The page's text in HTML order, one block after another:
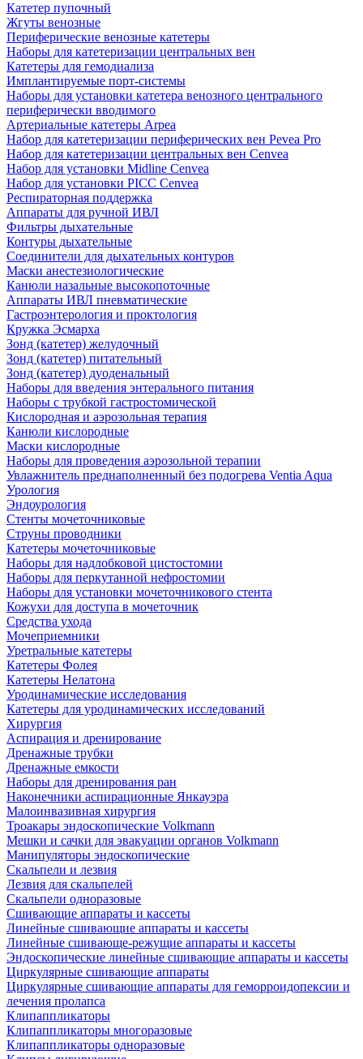
Катетер пупочный
Жгуты венозные
Периферические венозные катетеры
Наборы для катетеризации центральных вен
Катетеры для гемодиализа
Имплантируемые порт‑системы
Наборы для установки катетера венозного центрального
периферически вводимого
Артериальные катетеры Arpea
Набор для катетеризации периферических вен Pevea Pro
Набор для катетеризации центральных вен Cenvea
Набор для установки Midline Cenvea
Набор для установки PICC Cenvea
Респираторная поддержка
Аппараты для ручной ИВЛ
Фильтры дыхательные
Контуры дыхательные
Соединители для дыхательных контуров
Маски анестезиологические
Канюли назальные высокопоточные
Аппараты ИВЛ пневматические
Гастроэнтерология и проктология
Кружка Эсмарха
Зонд (катетер) желудочный
Зонд (катетер) питательный
Зонд (катетер) дуоденальный
Наборы для введения энтерального питания
Наборы с трубкой гастростомической
Кислородная и аэрозольная терапия
Канюли кислородные
Маски кислородные
Наборы для проведения аэрозольной терапии
Увлажнитель преднаполненный без подогрева Ventia Aqua
Урология
Эндоурология
Стенты мочеточниковые
Струны проводники
Катетеры мочеточниковые
Наборы для надлобковой цистостомии
Наборы для перкутанной нефростомии
Наборы для установки мочеточникового стента
Кожухи для доступа в мочеточник
Средства ухода
Мочеприемники
Уретральные катетеры
Катетеры Фолея
Катетеры Нелатона
Уродинамические исследования
Катетеры для уродинамических исследований
Хирургия
Аспирация и дренирование
Дренажные трубки
Дренажные емкости
Наборы для дренирования ран
Наконечники аспирационные Янкауэра
Малоинвазивная хирургия
Троакары эндоскопические Volkmann
Мешки и сачки для эвакуации органов Volkmann
Манипуляторы эндоскопические
Скальпели и лезвия
Лезвия для скальпелей
Скальпели одноразовые
Сшивающие аппараты и кассеты
Линейные сшивающие аппараты и кассеты
Линейные сшивающе-режущие аппараты и кассеты
Эндоскопические линейные сшивающие аппараты и кассеты
Циркулярные сшивающие аппараты
Циркулярные сшивающие аппараты для геморроидопексии и
лечения пролапса
Клипаппликаторы
Клипаппликаторы многоразовые
Клипаппликаторы одноразовые